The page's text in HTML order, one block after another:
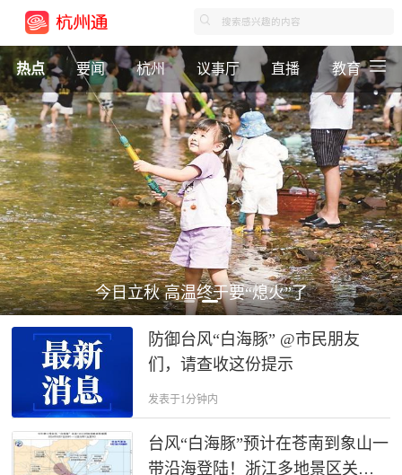
热点 要闻 杭州 议事厅 直播 教育
今日立秋 高温终于要“熄火”了
防御台风“白海豚” @市民朋友
们，请查收这份提示
发表于1分钟内
台风“白海豚”预计在苍南到象山一
带沿海登陆！浙江多地景区关